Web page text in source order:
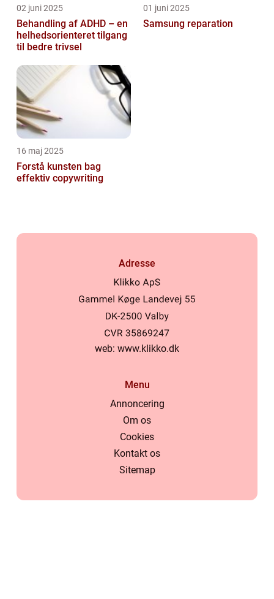
02 juni 2025
Behandling af ADHD – en
helhedsorienteret tilgang
til bedre trivsel
01 juni 2025
Samsung reparation
16 maj 2025
Forstå kunsten bag
effektiv copywriting
Adresse
web: www.klikko.dk
Menu
Annoncering
Om os
Cookies
Kontakt os
Sitemap